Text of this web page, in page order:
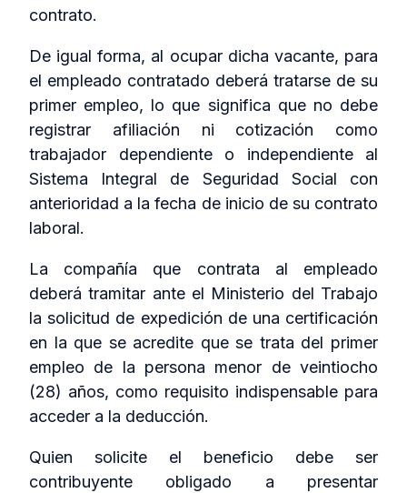
contrato.
De igual forma, al ocupar dicha vacante, para
el empleado contratado deberá tratarse de su
primer empleo, lo que significa que no debe
registrar afiliación ni cotización como
trabajador dependiente o independiente al
Sistema Integral de Seguridad Social con
anterioridad a la fecha de inicio de su contrato
laboral.
La compañía que contrata al empleado
deberá tramitar ante el Ministerio del Trabajo
la solicitud de expedición de una certificación
en la que se acredite que se trata del primer
empleo de la persona menor de veintiocho
(28) años, como requisito indispensable para
acceder a la deducción.
Quien solicite el beneficio debe ser
contribuyente obligado a presentar